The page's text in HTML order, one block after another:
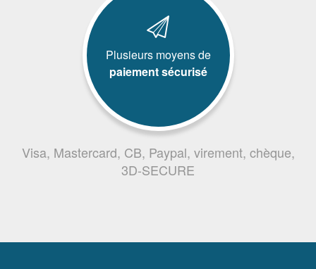
Plusieurs moyens de
paiement sécurisé
Visa, Mastercard, CB, Paypal, virement, chèque,
3D-SECURE